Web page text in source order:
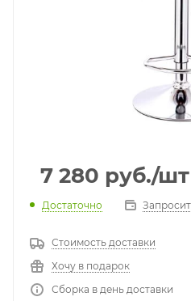
7 280 руб./шт
Достаточно
Стоимость доставки
Хочу в подарок
Сборка в день доставки